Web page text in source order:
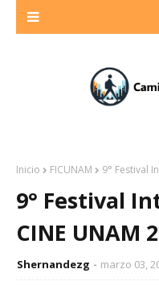
Inicio FICUNAM 9° Festival
9° Festival
CINE UNAM
Shernandezg marzo 03,